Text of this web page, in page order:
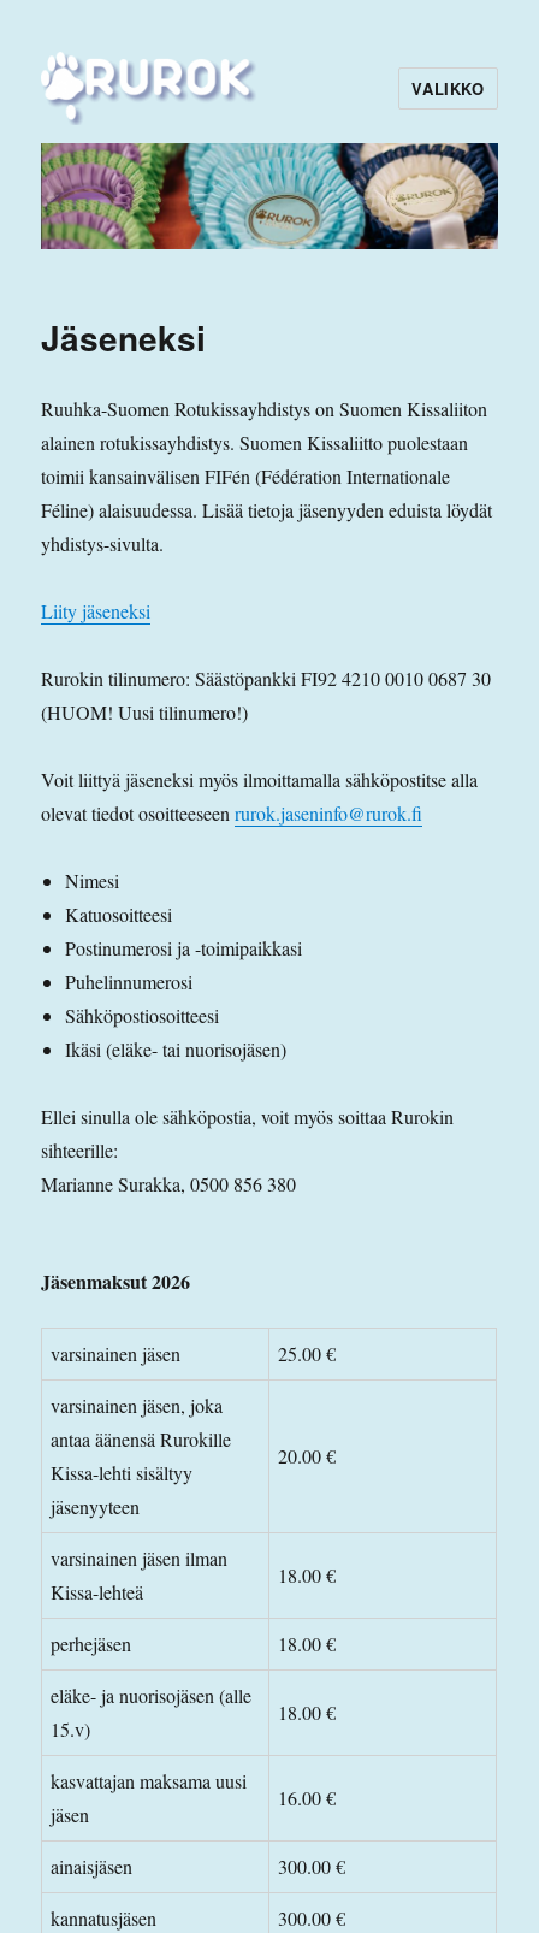
Rurok
VALIKKO
Jäseneksi
Ruuhka-Suomen Rotukissayhdistys on Suomen Kissaliiton
alainen rotukissayhdistys. Suomen Kissaliitto puolestaan
toimii kansainvälisen FIFén (Fédération Internationale
Féline) alaisuudessa. Lisää tietoja jäsenyyden eduista löydät
yhdistys-sivulta.
Liity jäseneksi
Rurokin tilinumero: Säästöpankki FI92 4210 0010 0687 30
(HUOM! Uusi tilinumero!)
Voit liittyä jäseneksi myös ilmoittamalla sähköpostitse alla
olevat tiedot osoitteeseenrurok.jaseninfo@rurok.fi
Nimesi
Katuosoitteesi
Postinumerosi ja -toimipaikkasi
Puhelinnumerosi
Sähköpostiosoitteesi
Ikäsi (eläke- tai nuorisojäsen)
Ellei sinulla ole sähköpostia, voit myös soittaa Rurokin
sihteerille:
Marianne Surakka, 0500 856 380
Jäsenmaksut 2026
varsinainen jäsen 25.00 €
varsinainen jäsen, joka
antaa äänensä Rurokille
Kissa-lehti sisältyy
jäsenyyteen
20.00 €
varsinainen jäsen ilman
Kissa-lehteä
18.00 €
perhejäsen 18.00 €
eläke- ja nuorisojäsen (alle
15.v)
18.00 €
kasvattajan maksama uusi
jäsen
16.00 €
ainaisjäsen 300.00 €
kannatusjäsen 300.00 €